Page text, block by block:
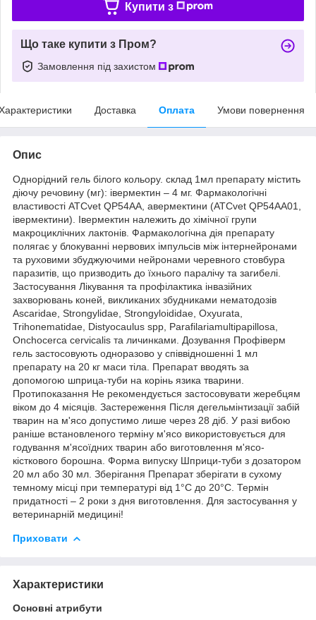
Купити з
Що таке купити з Пром?
Замовлення під захистом
Доставка Оплата Умови повернення
Опис
Однорідний гель білого кольору. склад 1мл препарату містить
діючу речовину (мг): івермектин – 4 мг. Фармакологічні
властивості ATCvet QP54AA, авермектини (ATCvet QP54AA01,
івермектини). Івермектин належить до хімічної групи
макроциклічних лактонів. Фармакологічна дія препарату
полягає у блокуванні нервових імпульсів між інтернейронами
та руховими збуджуючими нейронами черевного стовбура
паразитів, що призводить до їхнього паралічу та загибелі.
Застосування Лікування та профілактика інвазійних
захворювань коней, викликаних збудниками нематодозів
Ascaridae, Strongylidae, Strongyloididae, Oxyurata,
Trihonematidae, Distyocаulus spp, Parafilariamultipapillosa,
Onchocerca cervicalis та личинками. Дозування Профіверм
гель застосовують одноразово у співвідношенні 1 мл
препарату на 20 кг маси тіла. Препарат вводять за
допомогою шприца-туби на корінь язика тварини.
Протипоказання Не рекомендується застосовувати жеребцям
віком до 4 місяців. Застереження Після дегельмінтизації забій
тварин на м'ясо допустимо лише через 28 діб. У разі вибою
раніше встановленого терміну м'ясо використовується для
годування м'ясоїдних тварин або виготовлення м'ясо-
кісткового борошна. Форма випуску Шприци-туби з дозатором
20 мл або 30 мл. Зберігання Препарат зберігати в сухому
темному місці при температурі від 1°С до 20°С. Термін
придатності – 2 роки з дня виготовлення. Для застосування у
ветеринарній медицині!
Приховати
Характеристики
Основні атрибути